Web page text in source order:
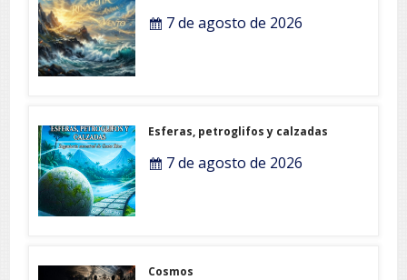
7 de agosto de 2026
Esferas, petroglifos y calzadas
7 de agosto de 2026
Cosmos